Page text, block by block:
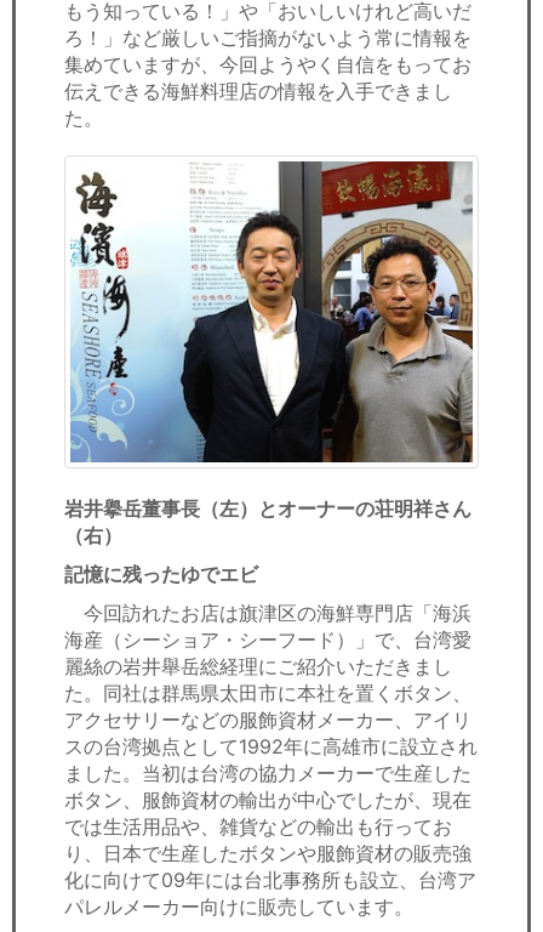
もう知っている！」や「おいしいけれど高いだ
ろ！」など厳しいご指摘がないよう常に情報を
集めていますが、今回ようやく自信をもってお
伝えできる海鮮料理店の情報を入手できまし
た。
岩井擧岳董事長（左）とオーナーの荘明祥さん
（右）
記憶に残ったゆでエビ
今回訪れたお店は旗津区の海鮮専門店「海浜
海産（シーショア・シーフード）」で、台湾愛
麗絲の岩井舉岳総経理にご紹介いただきまし
た。同社は群馬県太田市に本社を置くボタン、
アクセサリーなどの服飾資材メーカー、アイリ
スの台湾拠点として1992年に高雄市に設立され
ました。当初は台湾の協力メーカーで生産した
ボタン、服飾資材の輸出が中心でしたが、現在
では生活用品や、雑貨などの輸出も行ってお
り、日本で生産したボタンや服飾資材の販売強
化に向けて09年には台北事務所も設立、台湾ア
パレルメーカー向けに販売しています。